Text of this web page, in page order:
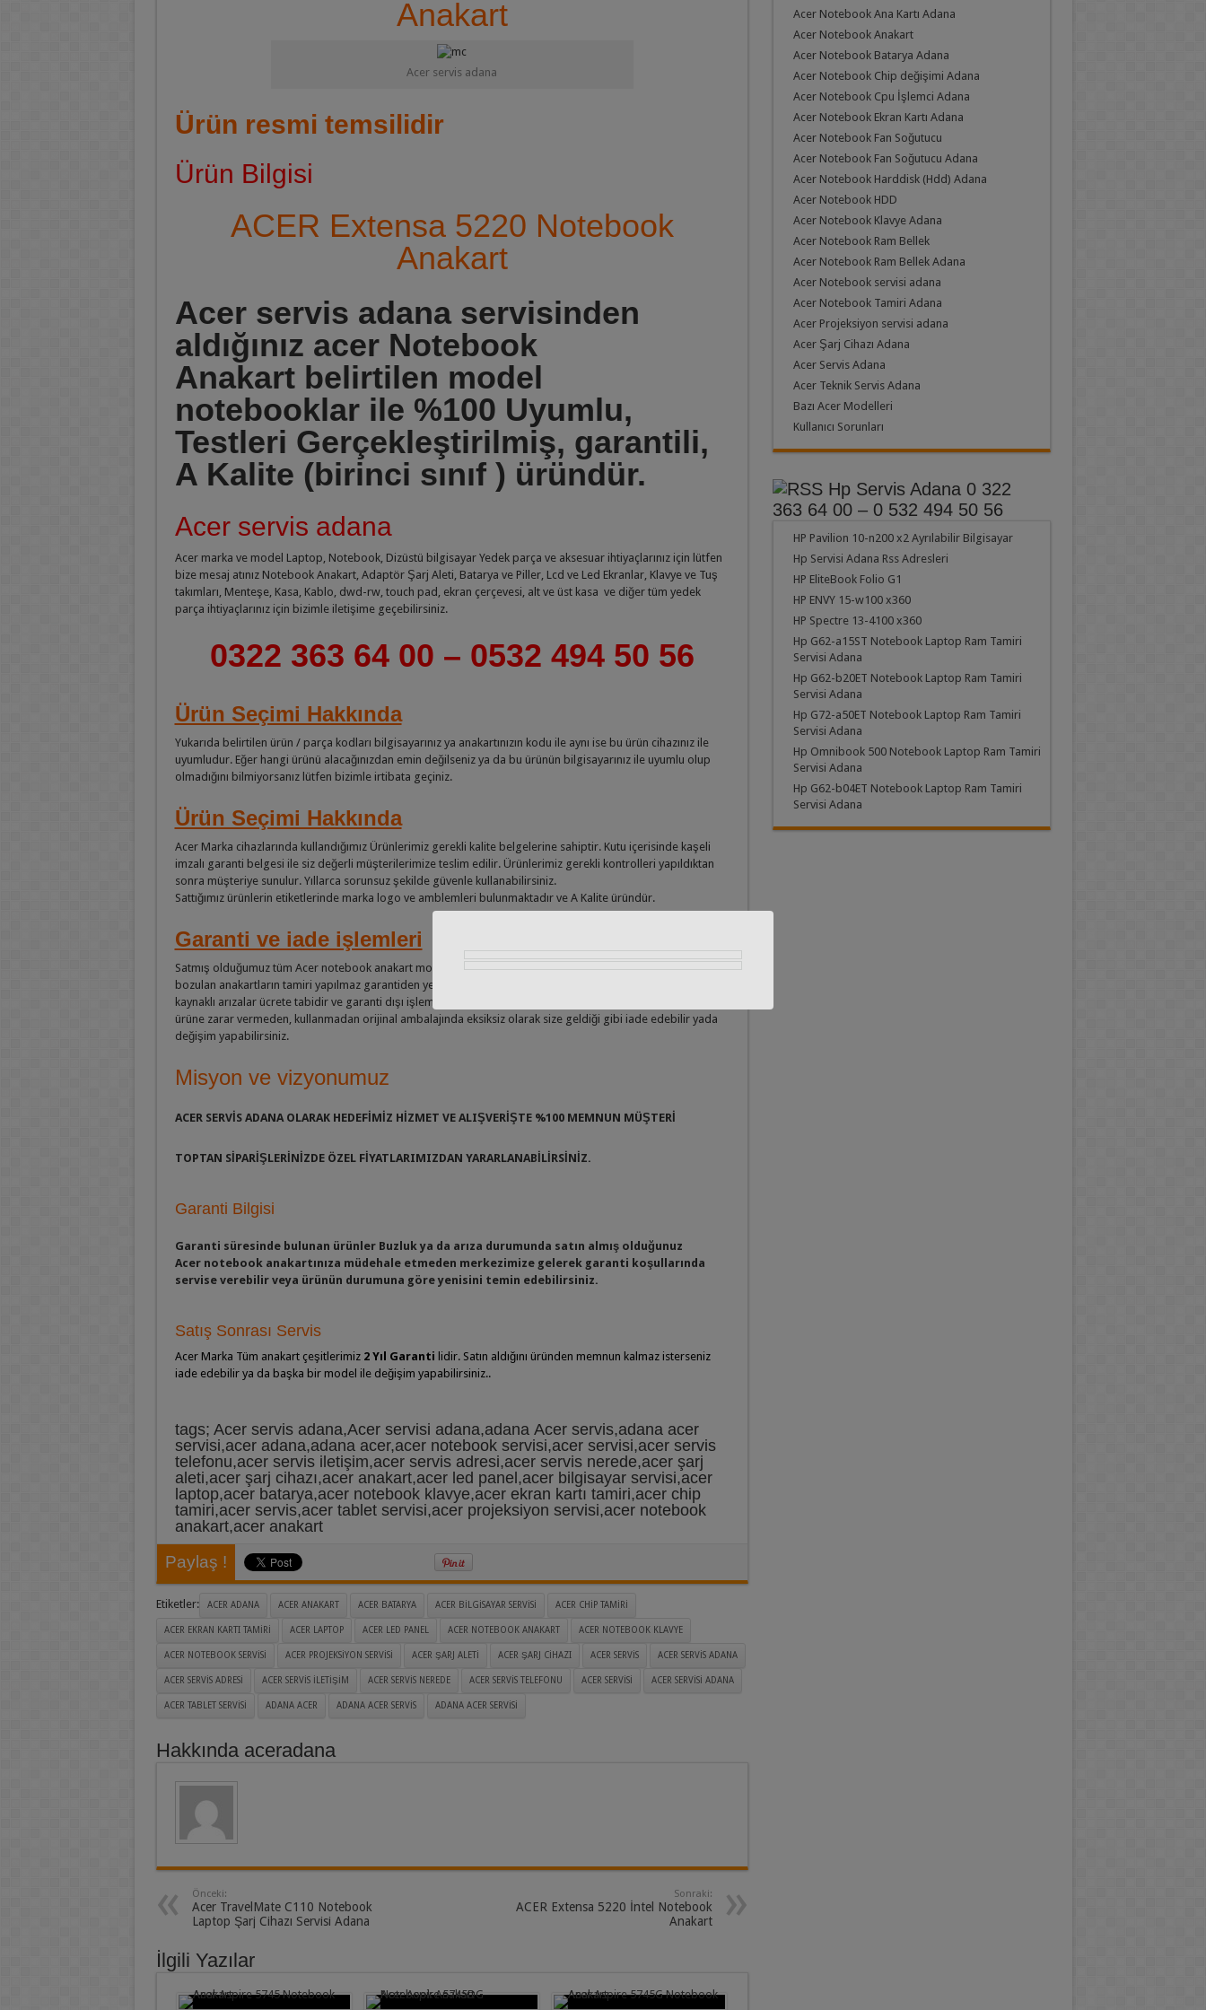
ACER PREDATOR NOTEBOOKAnakart
Acer servis adana
Ürün resmi temsilidir
Ürün Bilgisi
ACER Extensa 5220 Notebook
Anakart
Acer servis adana servisinden
aldığınız acer Notebook
Anakart belirtilen model
notebooklar ile %100 Uyumlu,
Testleri Gerçekleştirilmiş, garantili,
A Kalite (birinci sınıf ) üründür.
Acer servis adana
Acer marka ve model Laptop, Notebook, Dizüstü bilgisayar Yedek parça ve aksesuar ihtiyaçlarınız için lütfen
bize mesaj atınız Notebook Anakart, Adaptör Şarj Aleti, Batarya ve Piller, Lcd ve Led Ekranlar, Klavye ve Tuş
takımları, Menteşe, Kasa, Kablo, dwd-rw, touch pad, ekran çerçevesi, alt ve üst kasa ve diğer tüm yedek
parça ihtiyaçlarınız için bizimle iletişime geçebilirsiniz.
0322 363 64 00 – 0532 494 50 56
Ürün Seçimi Hakkında
Yukarıda belirtilen ürün / parça kodları bilgisayarınız ya anakartınızın kodu ile aynı ise bu ürün cihazınız ile
uyumludur. Eğer hangi ürünü alacağınızdan emin değilseniz ya da bu ürünün bilgisayarınız ile uyumlu olup
olmadığını bilmiyorsanız lütfen bizimle irtibata geçiniz.
Ürün Seçimi Hakkında
Acer Marka cihazlarında kullandığımız Ürünlerimiz gerekli kalite belgelerine sahiptir. Kutu içerisinde kaşeli
imzalı garanti belgesi ile siz değerli müşterilerimize teslim edilir. Ürünlerimiz gerekli kontrolleri yapıldıktan
sonra müşteriye sunulur. Yıllarca sorunsuz şekilde güvenle kullanabilirsiniz.
Sattığımız ürünlerin etiketlerinde marka logo ve amblemleri bulunmaktadır ve A Kalite üründür.
Garanti ve iade işlemleri
Satmış olduğumuz tüm Acer notebook anakart modelleri 2 yıl süre ile garantilidir. Garanti süresi içinde
bozulan anakartların tamiri yapılmaz garantiden yenisi ile ücretsiz olarak değiştirilir, ancak kullanıcıdan
kaynaklı arızalar ücrete tabidir ve garanti dışı işlem görülür. Belirtilen süre içinde ürünü iade etmek isterseniz
ürüne zarar vermeden, kullanmadan orijinal ambalajında eksiksiz olarak size geldiği gibi iade edebilir yada
değişim yapabilirsiniz.
Misyon ve vizyonumuz
ACER SERVİS ADANA OLARAK HEDEFİMİZ HİZMET VE ALIŞVERİŞTE %100 MEMNUN MÜŞTERİ
TOPTAN SİPARİŞLERİNİZDE ÖZEL FİYATLARIMIZDAN YARARLANABİLİRSİNİZ.
Garanti Bilgisi
Garanti süresinde bulunan ürünler Buzluk ya da arıza durumunda satın almış olduğunuz
Acer notebook anakartınıza müdehale etmeden merkezimize gelerek garanti koşullarında
servise verebilir veya ürünün durumuna göre yenisini temin edebilirsiniz.
Satış Sonrası Servis
Acer Marka Tüm anakart çeşitlerimiz 2 Yıl Garanti lidir. Satın aldığını üründen memnun kalmaz isterseniz
iade edebilir ya da başka bir model ile değişim yapabilirsiniz..
tags; Acer servis adana,Acer servisi adana,adana Acer servis,adana acer
servisi,acer adana,adana acer,acer notebook servisi,acer servisi,acer servis
telefonu,acer servis iletişim,acer servis adresi,acer servis nerede,acer şarj
aleti,acer şarj cihazı,acer anakart,acer led panel,acer bilgisayar servisi,acer
laptop,acer batarya,acer notebook klavye,acer ekran kartı tamiri,acer chip
tamiri,acer servis,acer tablet servisi,acer projeksiyon servisi,acer notebook
anakart,acer anakart
Paylaş !
Etiketler: ACER ADANA ACER ANAKART ACER BATARYA ACER BILGISAYAR SERVISI ACER CHIP TAMIRI
ACER EKRAN KARTI TAMIRI ACER LAPTOP ACER LED PANEL ACER NOTEBOOK ANAKART ACER NOTEBOOK KLAVYE
ACER NOTEBOOK SERVISI ACER PROJEKSIYON SERVISI ACER ŞARJ ALETI ACER ŞARJ CIHAZI ACER SERVIS ACER SERVIS ADANA
ACER SERVIS ADRESI ACER SERVIS ILETIŞIM ACER SERVIS NEREDE ACER SERVIS TELEFONU ACER SERVISI ACER SERVISI ADANA
ACER TABLET SERVISI ADANA ACER ADANA ACER SERVIS ADANA ACER SERVISI
Hakkında aceradana
Önceki:
Acer TravelMate C110 Notebook
Laptop Şarj Cihazı Servisi Adana
Sonraki:
ACER Extensa 5220 İntel Notebook
Anakart
İlgili Yazılar
Acer Notebook Ana Kartı Adana
Acer Notebook Anakart
Acer Notebook Batarya Adana
Acer Notebook Chip değişimi Adana
Acer Notebook Cpu İşlemci Adana
Acer Notebook Ekran Kartı Adana
Acer Notebook Fan Soğutucu
Acer Notebook Fan Soğutucu Adana
Acer Notebook Harddisk (Hdd) Adana
Acer Notebook HDD
Acer Notebook Klavye Adana
Acer Notebook Ram Bellek
Acer Notebook Ram Bellek Adana
Acer Notebook servisi adana
Acer Notebook Tamiri Adana
Acer Projeksiyon servisi adana
Acer Şarj Cihazı Adana
Acer Servis Adana
Acer Teknik Servis Adana
Bazı Acer Modelleri
Kullanıcı Sorunları
Hp Servis Adana 0 322
363 64 00 – 0 532 494 50 56
HP Pavilion 10-n200 x2 Ayrılabilir Bilgisayar
Hp Servisi Adana Rss Adresleri
HP EliteBook Folio G1
HP ENVY 15-w100 x360
HP Spectre 13-4100 x360
Hp G62-a15ST Notebook Laptop Ram Tamiri
Servisi Adana
Hp G62-b20ET Notebook Laptop Ram Tamiri
Servisi Adana
Hp G72-a50ET Notebook Laptop Ram Tamiri
Servisi Adana
Hp Omnibook 500 Notebook Laptop Ram Tamiri
Servisi Adana
Hp G62-b04ET Notebook Laptop Ram Tamiri
Servisi Adana